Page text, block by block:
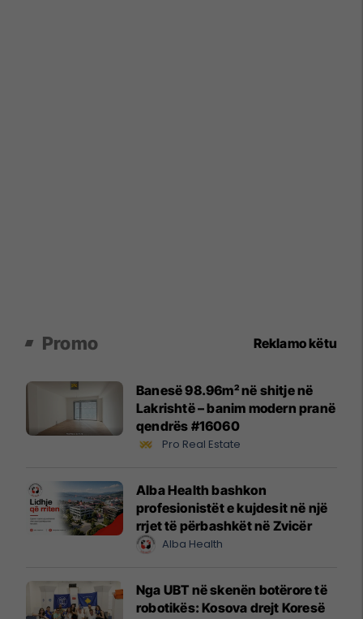
Promo Reklamo këtu
Banesë 98.96m² në shitje në
Lakrishtë – banim modern pranë
qendrës #16060
Pro Real Estate
Alba Health bashkon
profesionistët e kujdesit në një
rrjet të përbashkët në Zvicër
Alba Health
Nga UBT në skenën botërore të
robotikës: Kosova drejt Koresë